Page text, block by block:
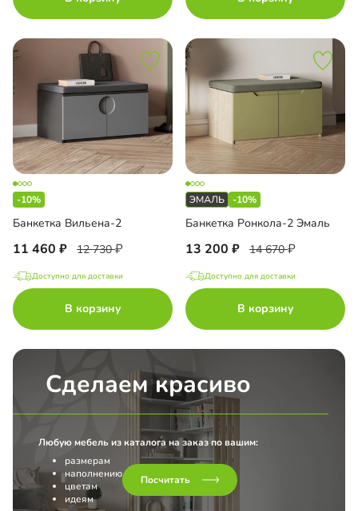
-10%
Банкетка Вильена-2
11 460 12 730
Доступно для доставки
В корзину
-10%
Банкетка Ронкола-2 Эмаль
13 200 14 670
Доступно для доставки
В корзину
Сделаем красиво
Любую мебель из каталога на заказ по вашим:
размерам
наполнению
цветам
идеям
Посчитать